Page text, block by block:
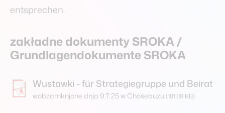
entsprechen.
zakładne dokumenty SROKA /
Grundlagendokumente SROKA
Wustawki - für Strategiegruppe und Beirat
wobzamknjone dnja 9.7.25 w Chóśebuzu (181,09 KB)